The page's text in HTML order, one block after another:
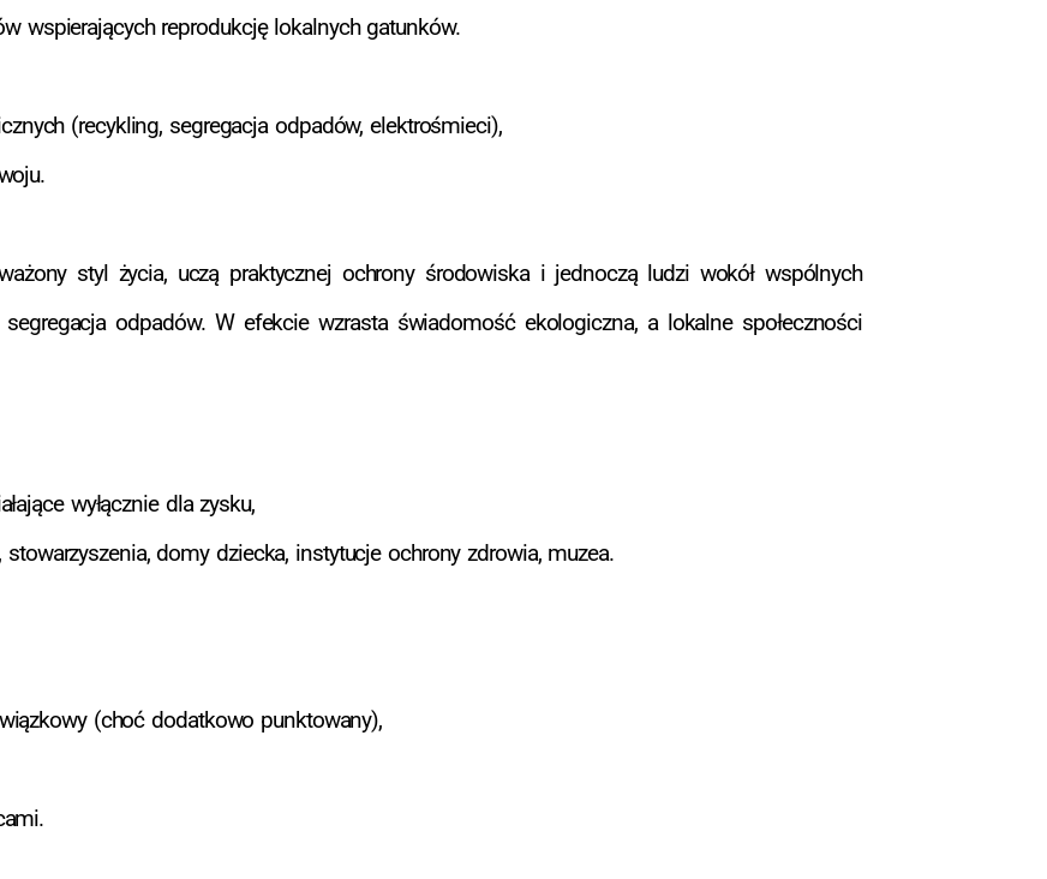
wspierających reprodukcję lokalnych gatunków.
(recykling, segregacja odpadów, elektrośmieci),
styl życia, uczą praktycznej ochrony środowiska i jednoczą ludzi wokół wspólnych
odpadów. W efekcie wzrasta świadomość ekologiczna, a lokalne społeczności
wyłącznie dla zysku,
domy dziecka, instytucje ochrony zdrowia, muzea.
(choć dodatkowo punktowany),